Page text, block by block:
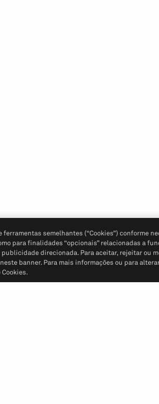
semelhantes (“Cookies”) conforme
para finalidades “opcionais” relacionadas a
direcionada. Para aceitar, rejeitar ou
banner. Para mais informações ou para